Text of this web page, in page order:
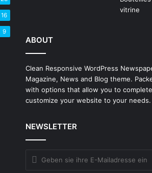
16
9
ABOUT
Clean Responsive WordPress
Magazine, News and Blog theme.
with options that allow you to
customize your website to your needs.
NEWSLETTER
Geben
sie